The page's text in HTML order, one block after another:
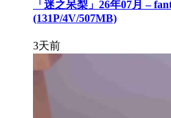
「迷之呆梨」26年07月 –
(131P/4V/507MB)
3天前